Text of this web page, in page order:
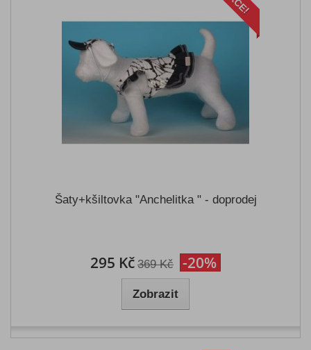
Šaty+kšiltovka "Anchelitka " - doprodej
295 Kč 369 Kč -20%
Zobrazit